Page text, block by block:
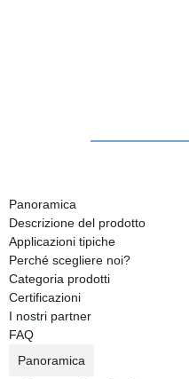
Panoramica
Descrizione del prodotto
Applicazioni tipiche
Perché scegliere noi?
Categoria prodotti
Certificazioni
I nostri partner
FAQ
Panoramica